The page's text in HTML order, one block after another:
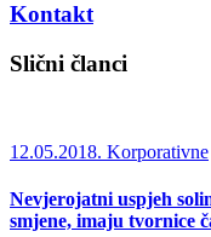
Kontakt
Slični članci
12.05.2018. Korporativne
Nevjerojatni uspjeh
smjene, imaju tvornice